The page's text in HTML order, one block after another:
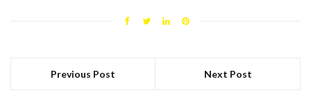
Previous Post Next Post